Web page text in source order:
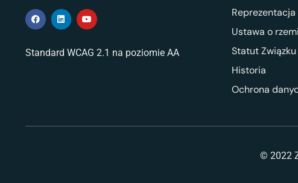
Standard WCAG 2.1 na poziomie AA
Ustawa o
Statut Związku
Historia
Ochrona
© 2022